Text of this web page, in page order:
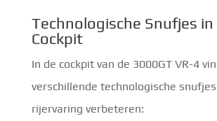
Technologische Snufjes in
Cockpit
In de cockpit van de 3000GT VR-4
verschillende technologische
rijervaring verbeteren: